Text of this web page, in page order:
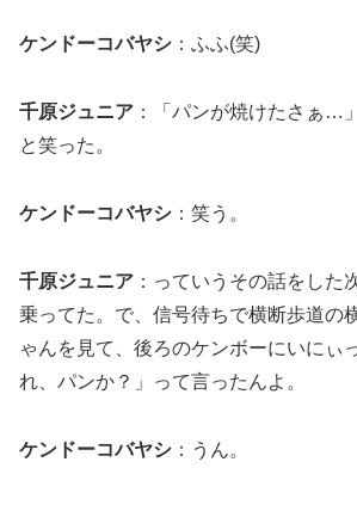
ケンドーコバヤシ ：ふふ(笑)
千原ジュニア ：「パンが焼けたさぁ…
と笑った。
ケンドーコバヤシ ：笑う。
千原ジュニア ：っていうその話をした
乗ってた。で、信号待ちで横断歩道の
ゃんを見て、後ろのケンボーにいにぃ
れ、パンか？」って言ったんよ。
ケンドーコバヤシ ：うん。